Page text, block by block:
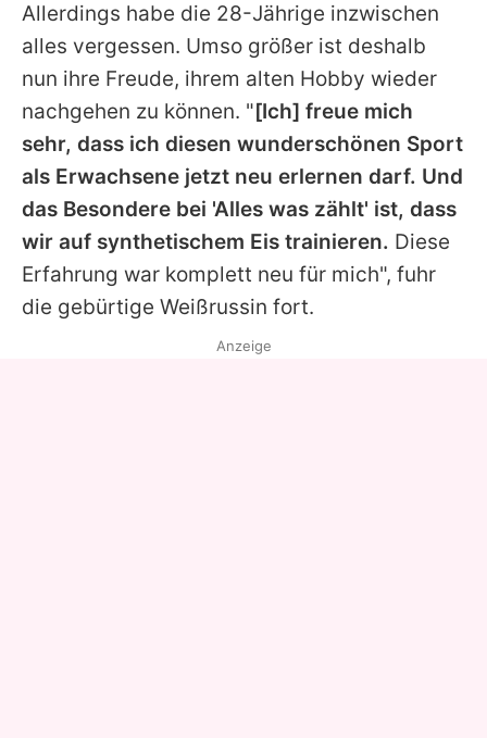
Allerdings habe die 28-Jährige inzwischen
alles vergessen. Umso größer ist deshalb
nun ihre Freude, ihrem alten Hobby wieder
nachgehen zu können. "[Ich] freue mich
sehr, dass ich diesen wunderschönen Sport
als Erwachsene jetzt neu erlernen darf. Und
das Besondere bei 'Alles was zählt' ist, dass
wir auf synthetischem Eis trainieren. Diese
Erfahrung war komplett neu für mich", fuhr
die gebürtige Weißrussin fort.
Anzeige